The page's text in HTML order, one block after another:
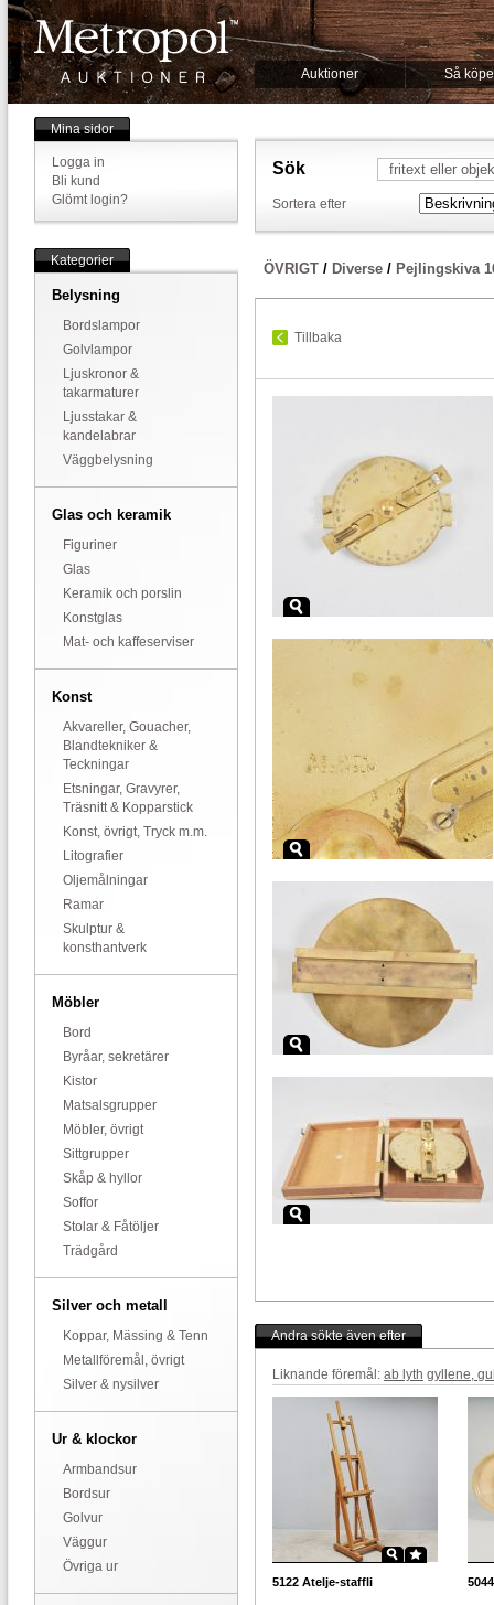
Auktioner Så
Mina sidor
Logga in
Bli kund
Glömt login?
Kategorier
Belysning
Bordslampor
Golvlampor
Ljuskronor &
takarmaturer
Ljusstakar &
kandelabrar
Väggbelysning
Glas och keramik
Figuriner
Glas
Keramik och porslin
Konstglas
Mat- och kaffeserviser
Konst
Akvareller, Gouacher,
Blandtekniker &
Teckningar
Etsningar, Gravyrer,
Träsnitt & Kopparstick
Konst, övrigt, Tryck m.m.
Litografier
Oljemålningar
Ramar
Skulptur &
konsthantverk
Möbler
Bord
Byråar, sekretärer
Kistor
Matsalsgrupper
Möbler, övrigt
Sittgrupper
Skåp & hyllor
Soffor
Stolar & Fåtöljer
Trädgård
Silver och metall
Koppar, Mässing & Tenn
Metallföremål, övrigt
Silver & nysilver
Ur & klockor
Armbandsur
Bordsur
Golvur
Väggur
Övriga ur
Sök
Sortera efter
ÖVRIGT / Diverse / Pejlingskiva
Tillbaka
Andra sökte även efter
Liknande föremål: ab lyth gyllene,
5122 Atelje-staffli 5044